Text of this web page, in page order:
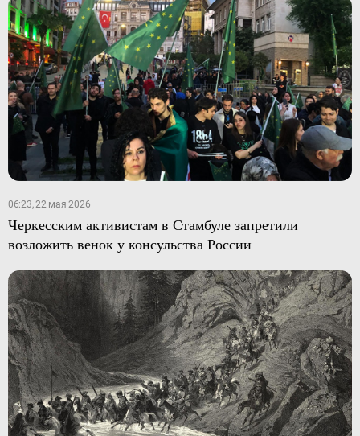
06:23, 22 мая 2026
Черкесским активистам в Стамбуле запретили
возложить венок у консульства России